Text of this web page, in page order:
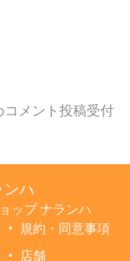
メント投稿受付
ハ
ップ ナランハ
規約・同意事項
店舗